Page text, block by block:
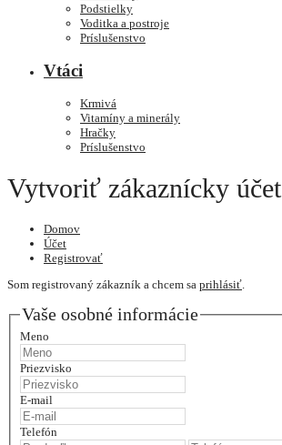
Podstielky
Voditka a postroje
Príslušenstvo
Vtáci
Krmivá
Vitamíny a minerály
Hračky
Príslušenstvo
Vytvoriť zákaznícky účet
Domov
Účet
Registrovať
Som registrovaný zákazník a chcem sa prihlásiť.
Vaše osobné informácie
Meno
Priezvisko
E-mail
Telefón